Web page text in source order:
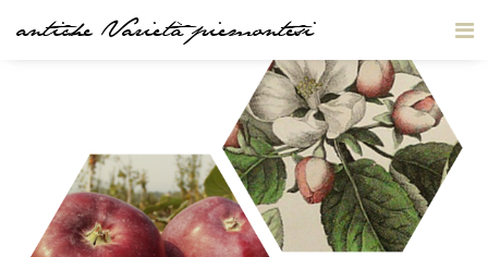
antiche Varietà piemontesi